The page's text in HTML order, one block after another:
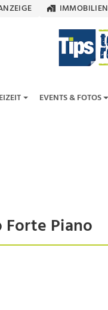
IMMOBILIEN
EVENTS & FOTOS
Piano